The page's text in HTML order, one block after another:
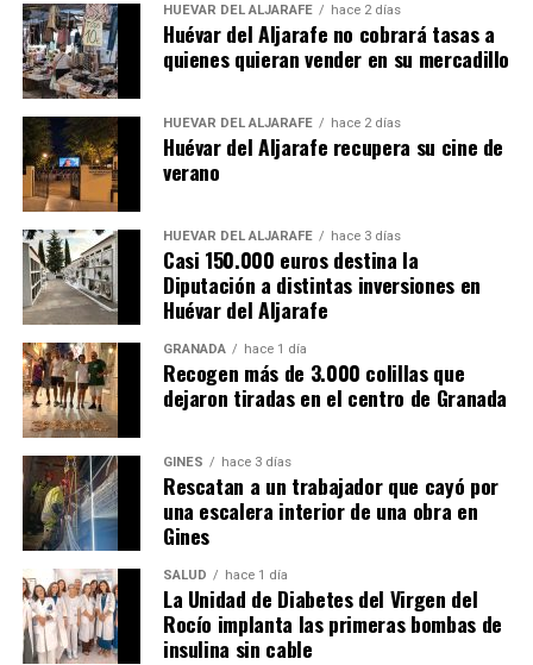
HUÉVAR DEL ALJARAFE hace 2 días
Huévar del Aljarafe no cobrará tasas a
quienes quieran vender en su mercadillo
HUÉVAR DEL ALJARAFE hace 2 días
Huévar del Aljarafe recupera su cine de
verano
HUÉVAR DEL ALJARAFE hace 3 días
Casi 150.000 euros destina la
Diputación a distintas inversiones en
Huévar del Aljarafe
GRANADA hace 1 día
Recogen más de 3.000 colillas que
dejaron tiradas en el centro de Granada
GINES hace 3 días
Rescatan a un trabajador que cayó por
una escalera interior de una obra en
Gines
SALUD hace 1 día
La Unidad de Diabetes del Virgen del
Rocío implanta las primeras bombas de
insulina sin cable